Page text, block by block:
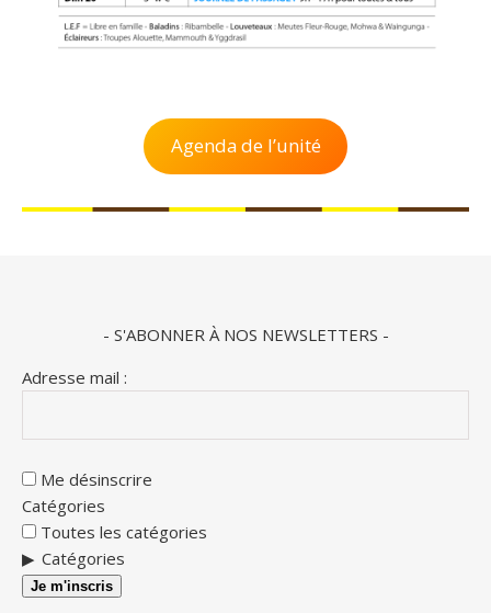
Agenda de l’unité
- S'ABONNER À NOS NEWSLETTERS -
Adresse mail :
Me désinscrire
Catégories
Toutes les catégories
Catégories
Je m'inscris